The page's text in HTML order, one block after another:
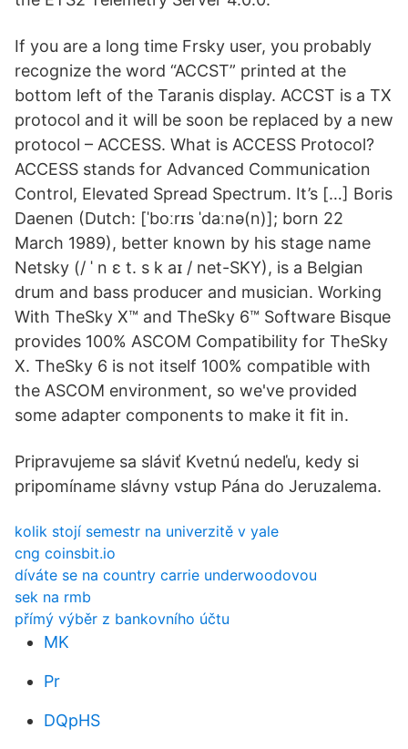
If you are a long time Frsky user, you probably
recognize the word “ACCST” printed at the
bottom left of the Taranis display. ACCST is a TX
protocol and it will be soon be replaced by a new
protocol – ACCESS. What is ACCESS Protocol?
ACCESS stands for Advanced Communication
Control, Elevated Spread Spectrum. It’s […] Boris
Daenen (Dutch: [ˈboːrɪs ˈdaːnə(n)]; born 22
March 1989), better known by his stage name
Netsky (/ ˈ n ɛ t. s k aɪ / net-SKY), is a Belgian
drum and bass producer and musician. Working
With TheSky X™ and TheSky 6™ Software Bisque
provides 100% ASCOM Compatibility for TheSky
X. TheSky 6 is not itself 100% compatible with
the ASCOM environment, so we've provided
some adapter components to make it fit in.
Pripravujeme sa sláviť Kvetnú nedeľu, kedy si
pripomíname slávny vstup Pána do Jeruzalema.
kolik stojí semestr na univerzitě v yale
cng coinsbit.io
díváte se na country carrie underwoodovou
sek na rmb
přímý výběr z bankovního účtu
MK
Pr
DQpHS